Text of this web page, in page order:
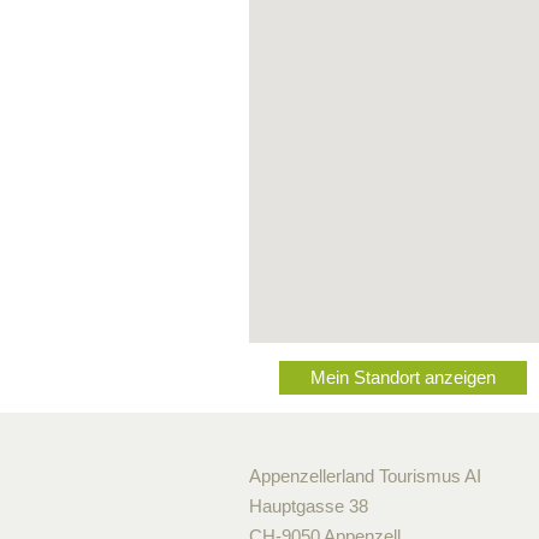
Mein Standort anzeigen
Appenzellerland Tourismus AI
Hauptgasse 38